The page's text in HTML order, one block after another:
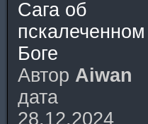
Сага об
пскалеченном
Боге
Автор Aiwan
дата
28.12.2024